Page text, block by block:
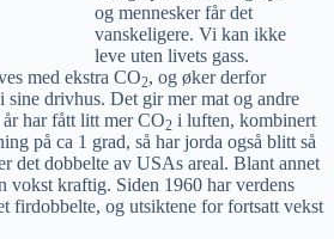
og mennesker får det
vanskeligere. Vi kan ikke
leve uten livets gass.
med ekstra CO2, og øker derfor
sine drivhus. Det gir mer mat og andre
har fått litt mer CO2 i luften, kombinert
på ca 1 grad, så har jorda også blitt så
det dobbelte av USAs areal. Blant annet
vokst kraftig. Siden 1960 har verdens
firdobbelte, og utsiktene for fortsatt vekst